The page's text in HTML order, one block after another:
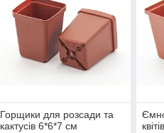
Горщики для розсади та
кактусів 6*6*7 см